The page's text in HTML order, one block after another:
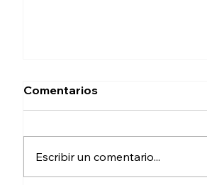
Comentarios
Escribir un comentario...